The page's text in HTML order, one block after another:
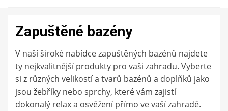
Zapuštěné bazény
V naší široké nabídce zapuštěných bazénů najdete
ty nejkvalitnější produkty pro vaši zahradu. Vyberte
si z různých velikostí a tvarů bazénů a doplňků jako
jsou žebříky nebo sprchy, které vám zajistí
dokonalý relax a osvěžení přímo ve vaší zahradě.